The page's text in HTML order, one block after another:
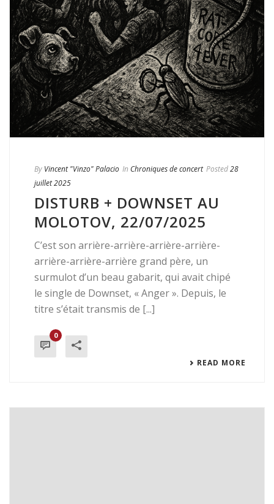
By Vincent "Vinzo" Palacio In Chroniques de concert Posted28
juillet 2025
DISTURB + DOWNSET AU
MOLOTOV, 22/07/2025
C’est son arrière-arrière-arrière-arrière-
arrière-arrière-arrière grand père, un
surmulot d’un beau gabarit, qui avait chipé
le single de Downset, « Anger ». Depuis, le
titre s’était transmis de [...]
0
READ MORE